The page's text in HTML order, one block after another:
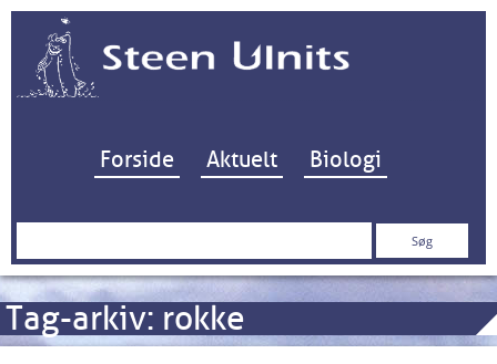
Hop til indhold
Forside Aktuelt Biologi
Søg
Tag-arkiv: rokke